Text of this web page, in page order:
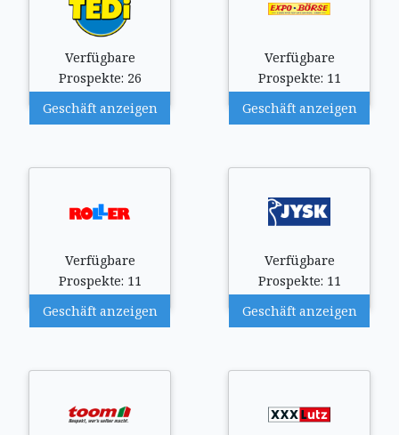
Verfügbare
Prospekte: 26
Geschäft anzeigen
Verfügbare
Prospekte: 11
Geschäft anzeigen
Verfügbare
Prospekte: 11
Geschäft anzeigen
Verfügbare
Prospekte: 11
Geschäft anzeigen